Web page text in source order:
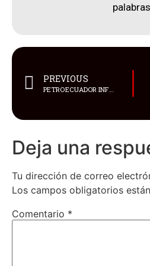
PREVIOUS
Deja una
Tu dirección de correo
Los campos obligatorios
Comentario *